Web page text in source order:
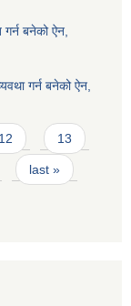
गर्न बनेको ऐन,
गर्न बनेको ऐन,
12 13
last »